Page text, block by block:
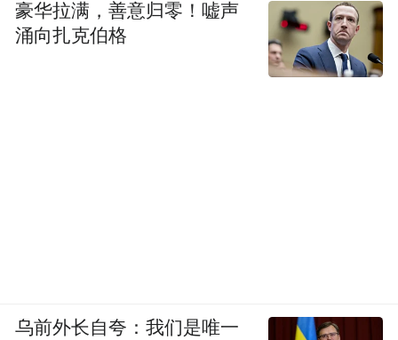
豪华拉满，善意归零！嘘声
涌向扎克伯格
乌前外长自夸：我们是唯一